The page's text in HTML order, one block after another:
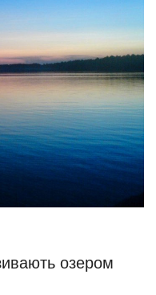
озером